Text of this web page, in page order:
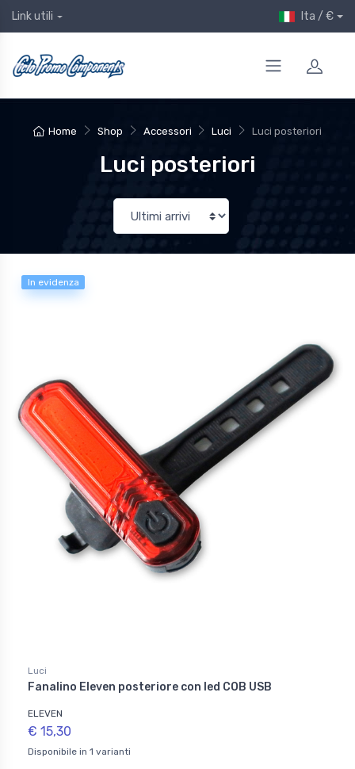
Link utili Ita / €
Home Shop Accessori Luci Luci posteriori
Luci posteriori
In evidenza
Luci
Fanalino Eleven posteriore con led COB USB
ELEVEN
€ 15,30
Disponibile in 1 varianti